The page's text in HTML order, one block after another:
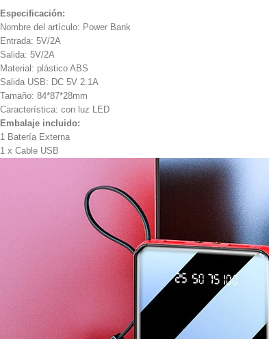
Especificación:
Nombre del artículo: Power Bank
Entrada: 5V/2A
Salida: 5V/2A
Material: plástico ABS
Salida USB: DC 5V 2.1A
Tamaño: 84*87*28mm
Característica: con luz LED
Embalaje incluido:
1 Batería Externa
1 x Cable USB